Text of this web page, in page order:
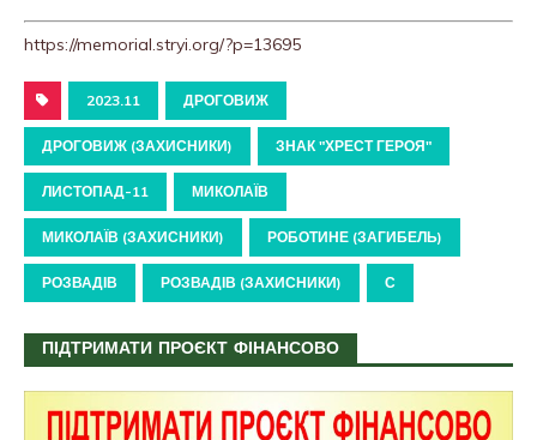
https://memorial.stryi.org/?p=13695
2023.11 ДРОГОВИЖ
ДРОГОВИЖ (ЗАХИСНИКИ) ЗНАК "ХРЕСТ ГЕРОЯ"
ЛИСТОПАД-11 МИКОЛАЇВ
МИКОЛАЇВ (ЗАХИСНИКИ) РОБОТИНЕ (ЗАГИБЕЛЬ)
РОЗВАДІВ РОЗВАДІВ (ЗАХИСНИКИ) С
ПІДТРИМАТИ ПРОЄКТ ФІНАНСОВО